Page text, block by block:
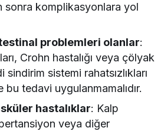
sonra komplikasyonlara yol
problemleri olanlar:
Crohn hastalığı veya çölyak
sindirim sistemi rahatsızlıkları
tedavi uygulanmamalıdır.
hastalıklar: Kalp
veya diğer